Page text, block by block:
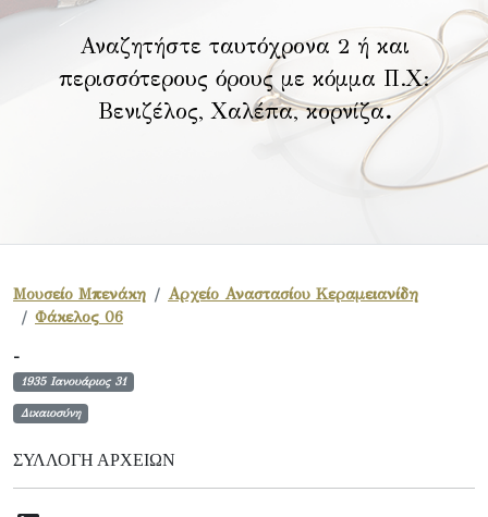
Αναζητήστε ταυτόχρονα 2 ή και
περισσότερους όρους με κόμμα Π.Χ:
Βενιζέλος, Χαλέπα, κορνίζα.
Μουσείο Μπενάκη
Αρχείο Αναστασίου Κεραμειανίδη
Φάκελος 06
-
1935 Ιανουάριος 31
Δικαιοσύνη
ΣΥΛΛΟΓΉ ΑΡΧΕΊΩΝ